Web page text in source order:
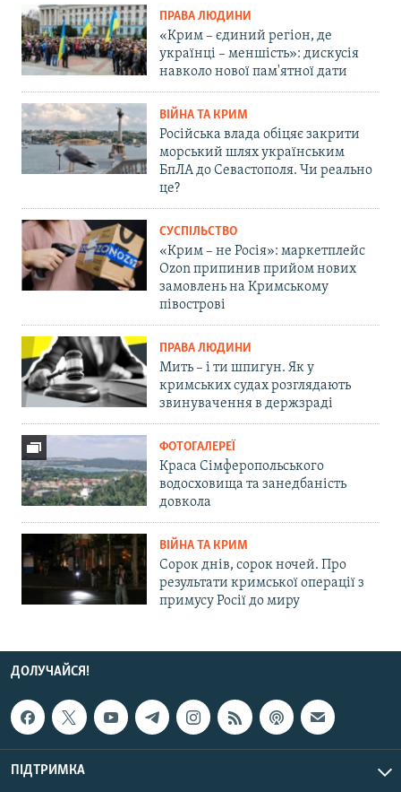
ПРАВА ЛЮДИНИ
«Крим – єдиний регіон, де
українці – меншість»: дискусія
навколо нової пам'ятної дати
ВІЙНА ТА КРИМ
Російська влада обіцяє закрити
морський шлях українським
БпЛА до Севастополя. Чи реально
це?
СУСПІЛЬСТВО
«Крим – не Росія»: маркетплейс
Ozon припинив прийом нових
замовлень на Кримському
півострові
ПРАВА ЛЮДИНИ
Мить – і ти шпигун. Як у
кримських судах розглядають
звинувачення в держзраді
ФОТОГАЛЕРЕЇ
Краса Сімферопольського
водосховища та занедбаність
довкола
ВІЙНА ТА КРИМ
Сорок днів, сорок ночей. Про
результати кримської операції з
примусу Росії до миру
ДОЛУЧАЙСЯ!
ПІДТРИМКА